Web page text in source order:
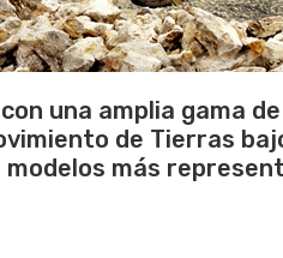
una amplia gama
de Tierras
más